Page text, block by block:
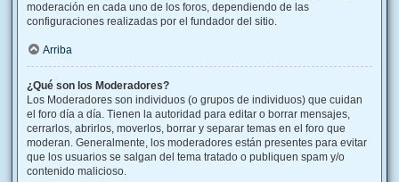
moderación en cada uno de los foros, dependiendo de las
configuraciones realizadas por el fundador del sitio.
Arriba
¿Qué son los Moderadores?
Los Moderadores son individuos (o grupos de individuos) que cuidan
el foro día a día. Tienen la autoridad para editar o borrar mensajes,
cerrarlos, abrirlos, moverlos, borrar y separar temas en el foro que
moderan. Generalmente, los moderadores están presentes para evitar
que los usuarios se salgan del tema tratado o publiquen spam y/o
contenido malicioso.